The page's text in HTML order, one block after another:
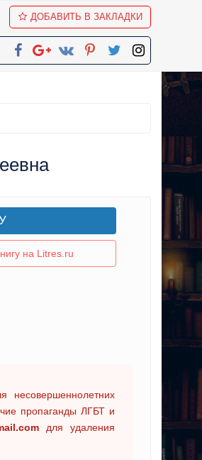
ДОБАВИТЬ В ЗАКЛАДКИ
на Litres.ru
несовершеннолетних
пропаганды ЛГБТ и
для удаления